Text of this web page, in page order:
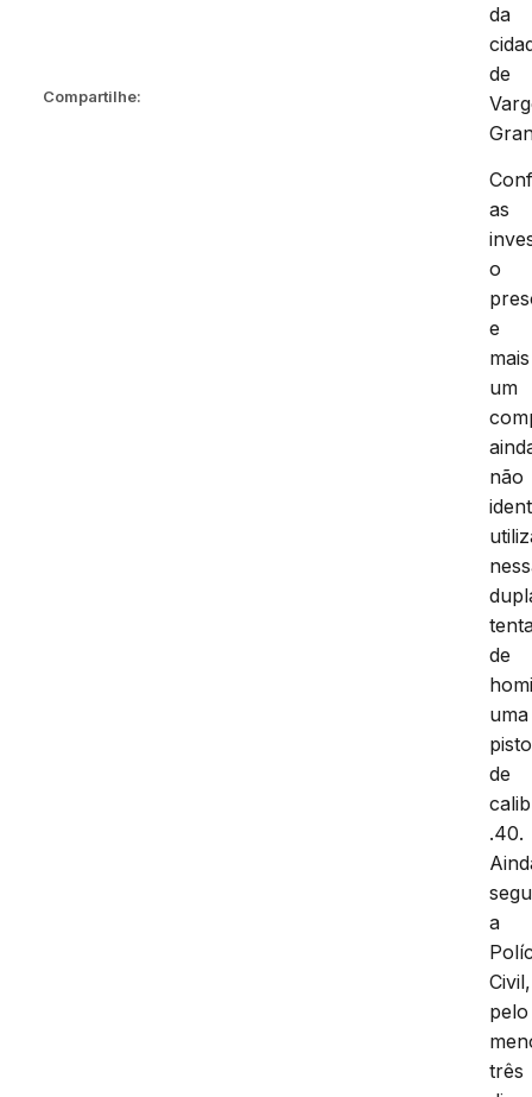
Compartilhe:
da
de
as
o
e
mais
um
não
de
uma
de
.40.
a
Civil,
pelo
três